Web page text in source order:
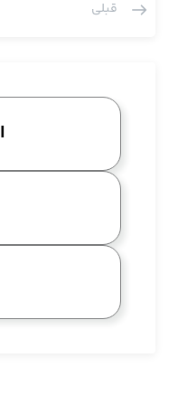
مطلب چیست.
شککت أن لم، إنک إن
هم که من مراجعه کردم در
هم نسخه مقنعه که خب
هر صفحه ای نصف صفحه
اصول فنی تحقیق در ماها
که چاپ شده از همان نسخه
صدوق مرحوم نجاشی اسم
شیخ می گوید، می گوید
هم بر فرض بوده خیلی
قبلی